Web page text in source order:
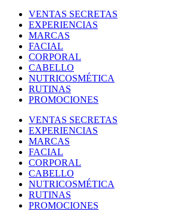
VENTAS SECRETAS
EXPERIENCIAS
MARCAS
FACIAL
CORPORAL
CABELLO
NUTRICOSMÉTICA
RUTINAS
PROMOCIONES
VENTAS SECRETAS
EXPERIENCIAS
MARCAS
FACIAL
CORPORAL
CABELLO
NUTRICOSMÉTICA
RUTINAS
PROMOCIONES